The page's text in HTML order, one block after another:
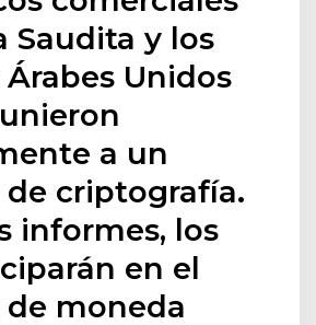
Saudita y los
Unidos
a un
criptografía.
informes, los
en el
moneda